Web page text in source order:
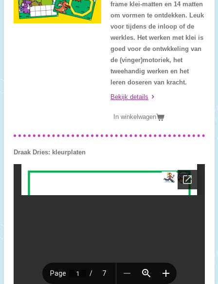
frame klei-matten en 14 matten
om vormen te ontdekken. Leuk
voor tijdens de inloop of de
werkles. Het werken met klei is
goed voor de ontwkkeling van
de (vinger)motoriek, het
tweehandig werken en het
leren doseren van kracht.
Bekijk details
In winkelwagen
Draak Dries: kleurplaten